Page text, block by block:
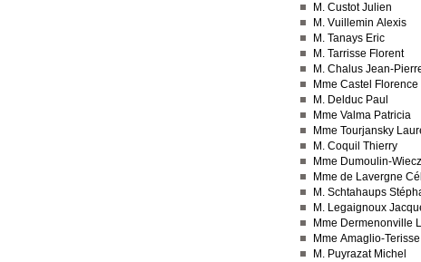
M. Custot Julien
M. Vuillemin Alexis
M. Tanays Eric
M. Tarrisse Florent
M. Chalus Jean-
Mme Castel Florence
M. Delduc Paul
Mme Valma Patricia
Mme Tourjansky
M. Coquil Thierry
Mme Dumoulin-
Mme de Lavergne
M. Schtahaups
M. Legaignoux
Mme Dermenonville
Mme Amaglio-
M. Puyrazat Michel